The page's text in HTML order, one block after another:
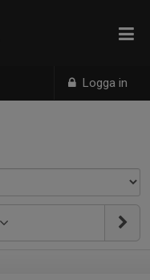
Logga in